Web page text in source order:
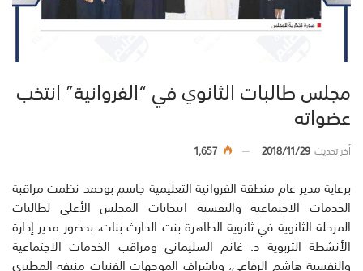
مجلس طالبات الثانوي في “الفروانية” انتخب
عضواته
أخر تحديث2018/11/29
1,657
برعاية مدير عام منطقة الفروانية التعليمية جاسم بوحمد نظمت مراقبة
الخدمات الاجتماعية والنفسية انتخابات المجلس الأعلى لطالبات
المرحلة الثانوية في ثانوية الطاهرة بنت الحارث بنات، بحضور مدير إدارة
الأنشطة التربوية د. غانم السليماني ومراقب الخدمات الاجتماعية
والنفسية هاشم الرفاعي، وبإشراف الموجهات الفنيات منيفه المطيري